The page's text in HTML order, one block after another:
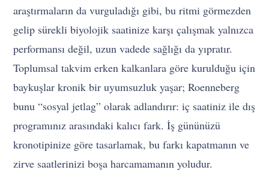
araştırmaların da vurguladığı gibi, bu ritmi görmezden
gelip sürekli biyolojik saatinize karşı çalışmak yalnızca
performansı değil, uzun vadede sağlığı da yıpratır.
Toplumsal takvim erken kalkanlara göre kurulduğu için
baykuşlar kronik bir uyumsuzluk yaşar; Roenneberg
bunu “sosyal jetlag” olarak adlandırır: iç saatiniz ile dış
programınız arasındaki kalıcı fark. İş gününüzü
kronotipinize göre tasarlamak, bu farkı kapatmanın ve
zirve saatlerinizi boşa harcamamanın yoludur.